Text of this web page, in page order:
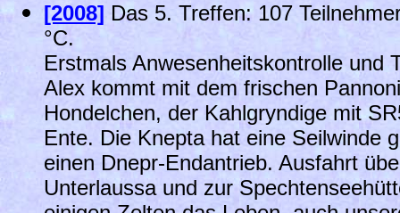
[2008] Das 5. Treffen: 107
°C.
Erstmals Anwesenheitskontrolle und
Alex kommt mit dem frischen
Hondelchen, der Kahlgryndige mit
Ente. Die Knepta hat eine Seilwinde
einen Dnepr-Endantrieb. Ausfahrt
Unterlaussa und zur